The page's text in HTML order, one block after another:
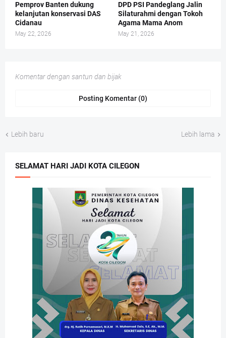
Pemprov Banten dukung
kelanjutan konservasi DAS
Cidanau
May 22, 2026
DPD PSI Pandeglang Jalin
Silaturahmi dengan Tokoh
Agama Mama Anom
May 21, 2026
Komentar dengan santun dan bijak
Posting Komentar (0)
Lebih baru Lebih lama
SELAMAT HARI JADI KOTA CILEGON